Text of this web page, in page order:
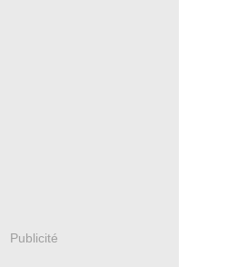
Publicité